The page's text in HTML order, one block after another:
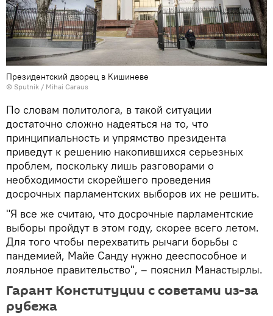
Президентский дворец в Кишиневе
© Sputnik / Mihai Caraus
По словам политолога, в такой ситуации
достаточно сложно надеяться на то, что
принципиальность и упрямство президента
приведут к решению накопившихся серьезных
проблем, поскольку лишь разговорами о
необходимости скорейшего проведения
досрочных парламентских выборов их не решить.
"Я все же считаю, что досрочные парламентские
выборы пройдут в этом году, скорее всего летом.
Для того чтобы перехватить рычаги борьбы с
пандемией, Майе Санду нужно дееспособное и
лояльное правительство", – пояснил Манастырлы.
Гарант Конституции с советами из-за
рубежа